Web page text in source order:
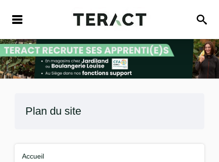
Plan du site
Accueil